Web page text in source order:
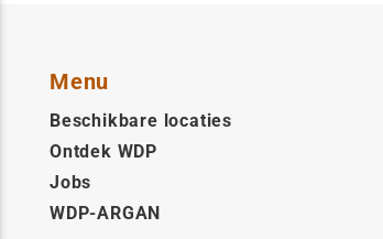
Menu
Beschikbare locaties
Ontdek WDP
Jobs
WDP-ARGAN